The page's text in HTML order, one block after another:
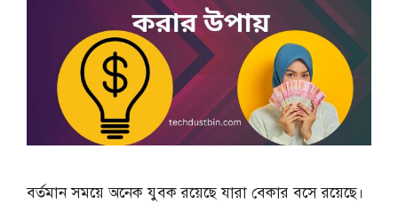
বর্তমান সময়ে অনেক যুবক রয়েছে যারা বেকার বসে রয়েছে।